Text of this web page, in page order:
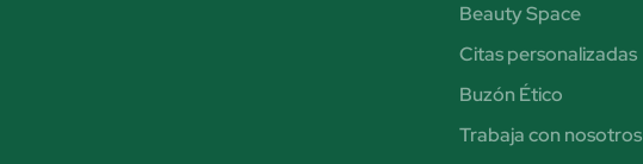
Beauty Space
Citas personalizadas
Buzón Ético
Trabaja con nosotros